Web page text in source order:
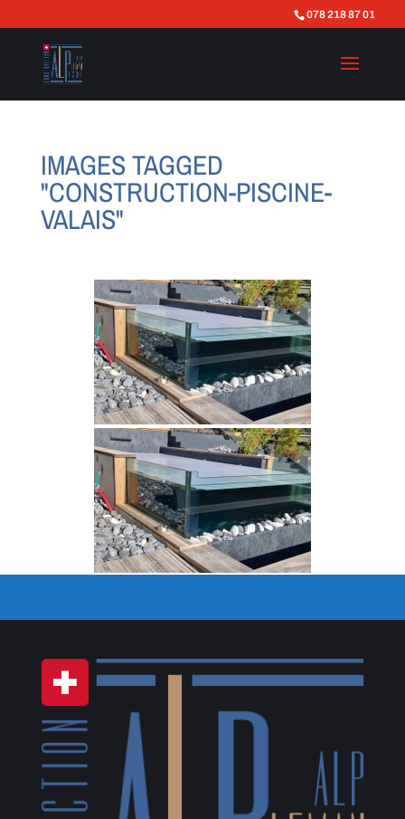
078 218 87 01
IMAGES TAGGED
"CONSTRUCTION-PISCINE-
VALAIS"